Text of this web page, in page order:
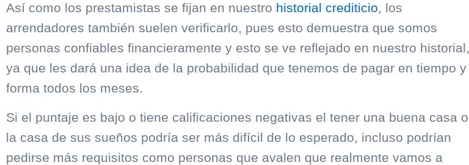
Así como los prestamistas se fijan en nuestro historial crediticio, los
arrendadores también suelen verificarlo, pues esto demuestra que somos
personas confiables financieramente y esto se ve reflejado en nuestro historial,
ya que les dará una idea de la probabilidad que tenemos de pagar en tiempo y
forma todos los meses.
Si el puntaje es bajo o tiene calificaciones negativas el tener una buena casa o
la casa de sus sueños podría ser más difícil de lo esperado, incluso podrían
pedirse más requisitos como personas que avalen que realmente vamos a